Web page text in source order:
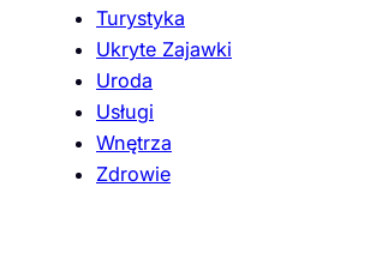
Turystyka
Ukryte Zajawki
Uroda
Usługi
Wnętrza
Zdrowie